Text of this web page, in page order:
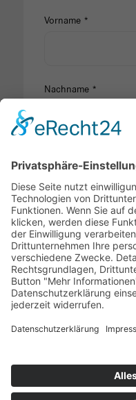
Vorname *
Nachname *
Telefon
Mobil